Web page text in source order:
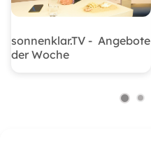
sonnenklar.TV - Angebote
der Woche